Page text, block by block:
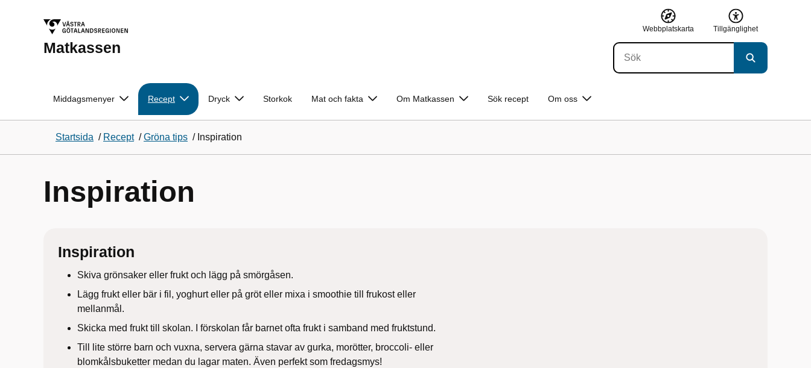
Matkassen
Webbplatskarta Tillgänglighet
Middagsmenyer Recept Dryck Storkok Mat och fakta Om Matkassen Sök recept Om oss
Startsida / Recept /Gröna tips / Inspiration
Inspiration
Inspiration
Skiva grönsaker eller frukt och lägg på smörgåsen.
Lägg frukt eller bär i fil, yoghurt eller på gröt eller mixa i smoothie till frukost eller
mellanmål.
Skicka med frukt till skolan. I förskolan får barnet ofta frukt i samband med fruktstund.
Till lite större barn och vuxna, servera gärna stavar av gurka, morötter, broccoli- eller
blomkålsbuketter medan du lagar maten. Även perfekt som fredagsmys!